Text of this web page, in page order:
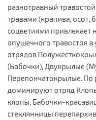
разнотравный
травами (крапива, осот,
соцветиями привлекает
опушечного травостоя в
отрядов
(Бабочки), Двукрылые
Перепончатокрылые. По
доминируют отряд
клопы. Бабочки-
стеклянницы